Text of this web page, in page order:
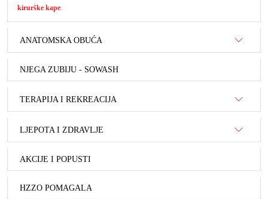
kirurške kape
ANATOMSKA OBUĆA
NJEGA ZUBIJU - SOWASH
TERAPIJA I REKREACIJA
LJEPOTA I ZDRAVLJE
AKCIJE I POPUSTI
HZZO POMAGALA